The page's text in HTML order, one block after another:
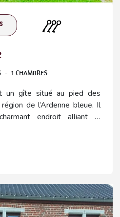
- 1 CHAMBRES
un gîte situé au pied des
de l’Ardenne bleue. Il
endroit alliant la